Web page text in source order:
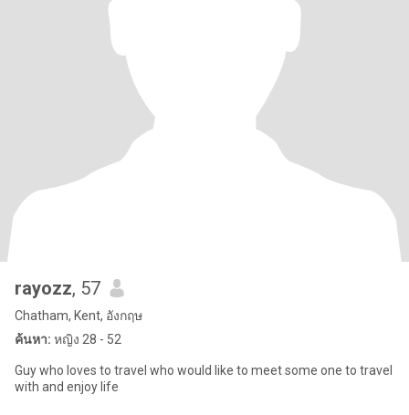
rayozz, 57
Chatham, Kent, อังกฤษ
ค้นหา: หญิง 28 - 52
Guy who loves to travel who would like to meet some one to travel
with and enjoy life